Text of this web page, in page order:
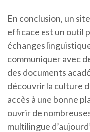
En conclusion, un
efficace est un outil
échanges
communiquer avec
des documents
découvrir la culture
accès à une bonne
ouvrir de
multilingue